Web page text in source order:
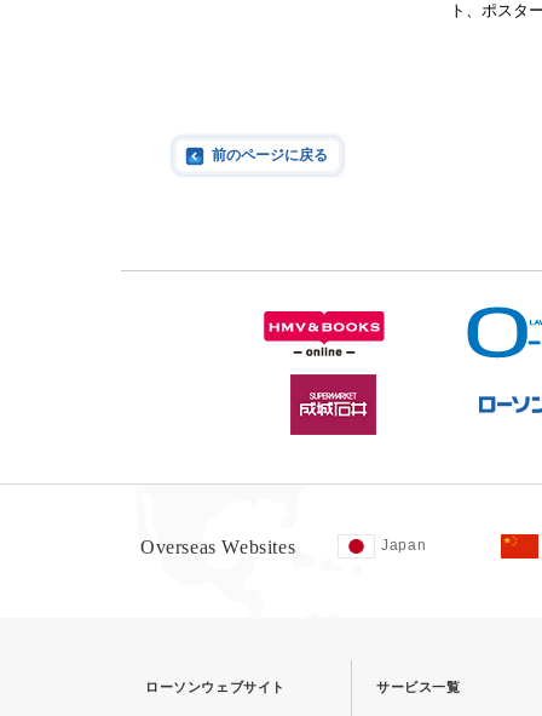
ト、ポスタ
前のページに戻る
Overseas Websites Japan
ローソンウェブサイト サービス一覧